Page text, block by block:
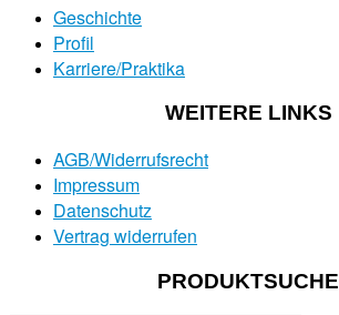
Geschichte
Profil
Karriere/Praktika
WEITERE LINKS
AGB/Widerrufsrecht
Impressum
Datenschutz
Vertrag widerrufen
PRODUKTSUCHE